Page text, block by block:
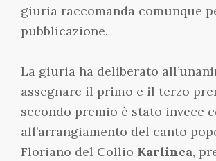
giuria raccomanda comunque
pubblicazione.
La giuria ha deliberato
assegnare il primo e il terzo
secondo premio è stato invece
all’arrangiamento del canto
Floriano del Collio Karlinca,